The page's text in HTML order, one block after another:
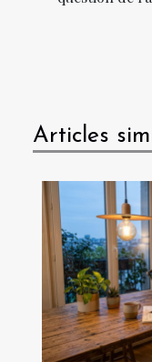
Articles